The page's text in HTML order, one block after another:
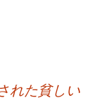
れた貧しい